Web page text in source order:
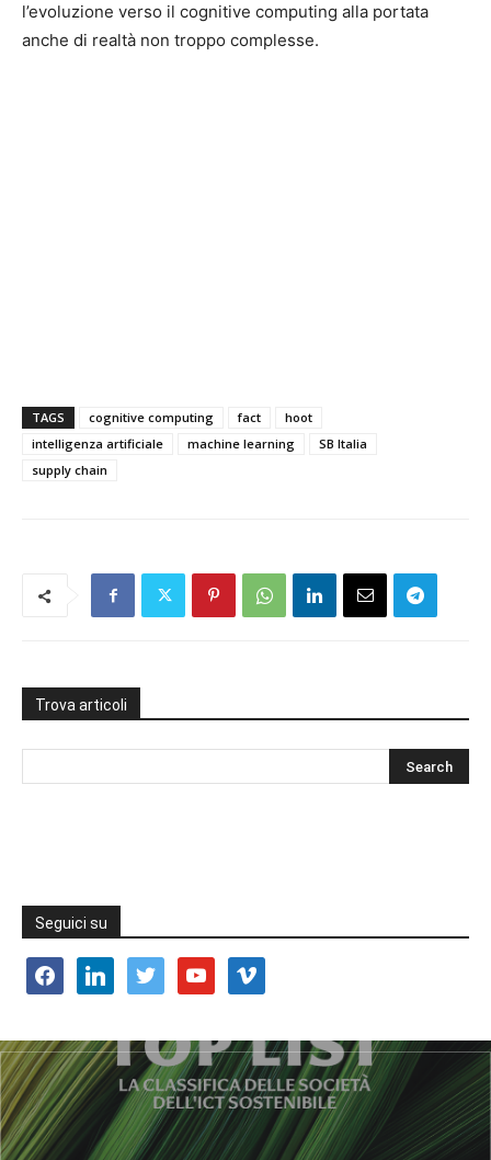
l’evoluzione verso il cognitive computing alla portata
anche di realtà non troppo complesse.
TAGS cognitive computing fact
hoot
intelligenza artificiale
machine learning
SB Italia
supply chain
Trova articoli
Seguici su
facebooklinkedin twitter youtube vimeo